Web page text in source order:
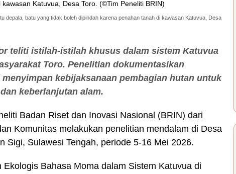
depala, batu yang tidak boleh dipindah karena penahan tanah di kawasan Katuvua, Desa
teliti istilah-istilah khusus dalam sistem Katuvua
Toro. Penelitian dokumentasikan
kebijaksanaan pembagian hutan untuk
keberlanjutan alam.
Badan Riset dan Inovasi Nasional (BRIN) dari
Komunitas melakukan penelitian mendalam di Desa
Sigi, Sulawesi Tengah, periode 5-16 Mei 2026.
Ekologis Bahasa Moma dalam Sistem Katuvua di